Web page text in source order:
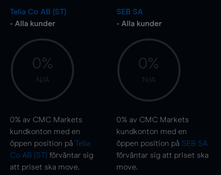
Telia Co AB (ST)
- Alla kunder
0%
N/A
0% av CMC Markets
kundkonton med en
öppen position på Telia
Co AB (ST) förväntar sig
att priset ska move.
SEB SA
- Alla kunder
0%
N/A
0% av CMC Markets
kundkonton med en
öppen position på SEB SA
förväntar sig att priset ska
move.